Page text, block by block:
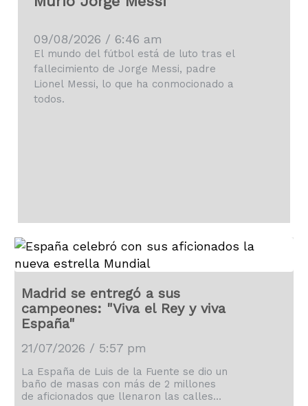
09/08/2026 / 6:46 am
El mundo del fútbol está de luto tras el
fallecimiento de Jorge Messi, padre
Lionel Messi, lo que ha conmocionado a
todos.
Madrid se entregó a sus
campeones: "Viva el Rey y viva
España"
21/07/2026 / 5:57 pm
La España de Luis de la Fuente se dio un
baño de masas con más de 2 millones
de aficionados que llenaron las calles